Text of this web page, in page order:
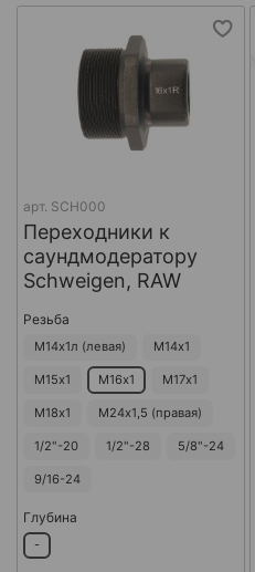
арт. SCH000
Переходники к
саундмодератору
Schweigen, RAW
Резьба
М14х1л (левая) М14х1
М15х1 М16х1 М17х1
М18х1 М24х1,5 (правая)
1/2"-20 1/2"-28 5/8"-24
9/16-24
Глубина
-